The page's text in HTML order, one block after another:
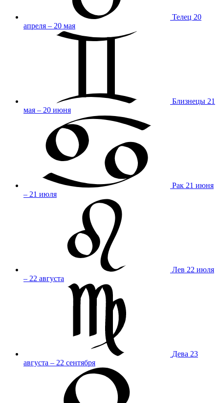
Телец 20
апреля – 20 мая
Близнецы 21
мая – 20 июня
Рак 21 июня
– 21 июля
Лев 22 июля
– 22 августа
Дева 23
августа – 22 сентября